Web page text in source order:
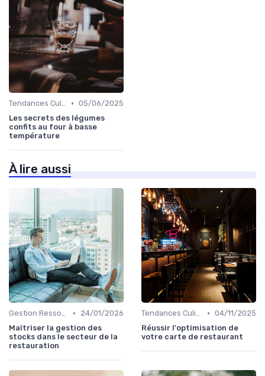
Tendances Culinaire • 05/06/2025
Les secrets des légumes
confits au four à basse
température
À lire aussi
Gestion Ressources •
24/01/2026
Maîtriser la gestion des
stocks dans le secteur de la
restauration
Tendances Culinaire • 04/11/2025
Réussir l'optimisation de
votre carte de restaurant